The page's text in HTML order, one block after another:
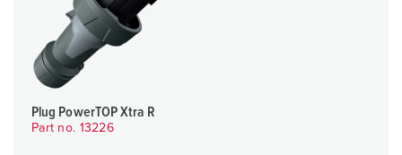
Plug PowerTOP Xtra R
Part no. 13226